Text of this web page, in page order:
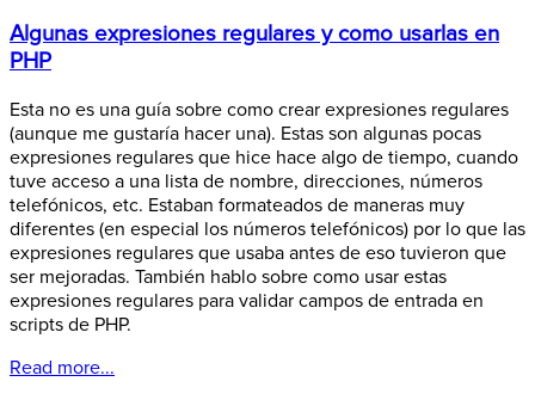
Algunas expresiones regulares y como usarlas en
PHP
Esta no es una guía sobre como crear expresiones regulares
(aunque me gustaría hacer una). Estas son algunas pocas
expresiones regulares que hice hace algo de tiempo, cuando
tuve acceso a una lista de nombre, direcciones, números
telefónicos, etc. Estaban formateados de maneras muy
diferentes (en especial los números telefónicos) por lo que las
expresiones regulares que usaba antes de eso tuvieron que
ser mejoradas. También hablo sobre como usar estas
expresiones regulares para validar campos de entrada en
scripts de PHP.
Read more...